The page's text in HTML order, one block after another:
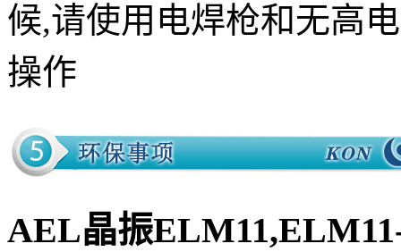
候,请使用电焊枪和无高
操作
AEL晶振